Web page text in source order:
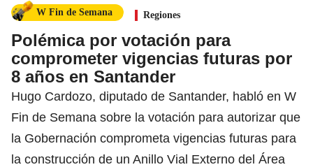
W Fin de Semana Regiones
Polémica por votación para
comprometer vigencias futuras por
8 años en Santander
Hugo Cardozo, diputado de Santander, habló en W
Fin de Semana sobre la votación para autorizar que
la Gobernación comprometa vigencias futuras para
la construcción de un Anillo Vial Externo del Área